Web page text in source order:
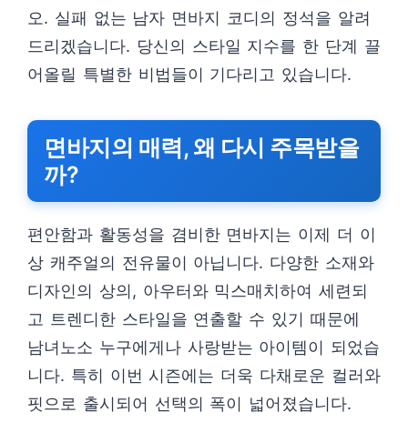
오. 실패 없는 남자 면바지 코디의 정석을 알려
드리겠습니다. 당신의 스타일 지수를 한 단계 끌
어올릴 특별한 비법들이 기다리고 있습니다.
면바지의 매력, 왜 다시 주목받을
까?
편안함과 활동성을 겸비한 면바지는 이제 더 이
상 캐주얼의 전유물이 아닙니다. 다양한 소재와
디자인의 상의, 아우터와 믹스매치하여 세련되
고 트렌디한 스타일을 연출할 수 있기 때문에
남녀노소 누구에게나 사랑받는 아이템이 되었습
니다. 특히 이번 시즌에는 더욱 다채로운 컬러와
핏으로 출시되어 선택의 폭이 넓어졌습니다.